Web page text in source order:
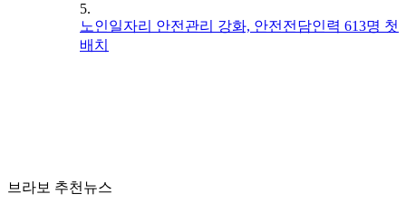
5.
노인일자리 안전관리 강화, 안전전담인력 613명 첫
배치
브라보 추천뉴스